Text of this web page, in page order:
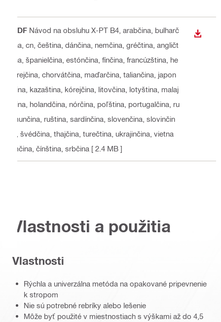
PDF Návod na obsluhu X-PT B4 , arabčina, bulharč
ina, cn, čeština, dánčina, nemčina, gréčtina, angličt
ina, španielčina, estónčina, fínčina, francúzština, he
brejčina, chorvátčina, maďarčina, taliančina, japon
čina, kazaština, kórejčina, litovčina, lotyština, malaj
čina, holandčina, nórčina, poľština, portugalčina, ru
munčina, ruština, sardínčina, slovenčina, slovinčin
a, švédčina, thajčina, turečtina, ukrajinčina, vietna
mčina, čínština, srbčina [ 2.4 MB ]
Vlastnosti a použitia
Vlastnosti
Rýchla a univerzálna metóda na opakované pripevnenie
k stropom
Nie sú potrebné rebríky alebo lešenie
Môže byť použité v miestnostiach s výškami až do 4,5